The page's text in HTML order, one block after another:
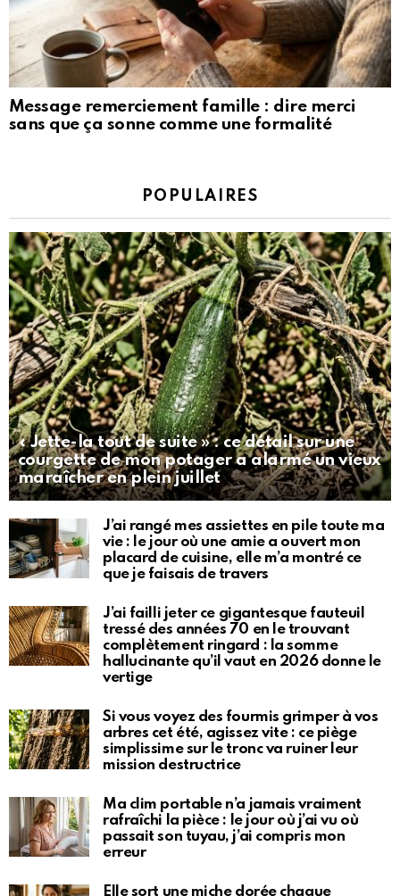
Message remerciement famille : dire merci
sans que ça sonne comme une formalité
POPULAIRES
« Jette-la tout de suite » : ce détail sur une
courgette de mon potager a alarmé un vieux
maraîcher en plein juillet
J’ai rangé mes assiettes en pile toute ma
vie : le jour où une amie a ouvert mon
placard de cuisine, elle m’a montré ce
que je faisais de travers
J’ai failli jeter ce gigantesque fauteuil
tressé des années 70 en le trouvant
complètement ringard : la somme
hallucinante qu’il vaut en 2026 donne le
vertige
Si vous voyez des fourmis grimper à vos
arbres cet été, agissez vite : ce piège
simplissime sur le tronc va ruiner leur
mission destructrice
Ma clim portable n’a jamais vraiment
rafraîchi la pièce : le jour où j’ai vu où
passait son tuyau, j’ai compris mon
erreur
Elle sort une miche dorée chaque